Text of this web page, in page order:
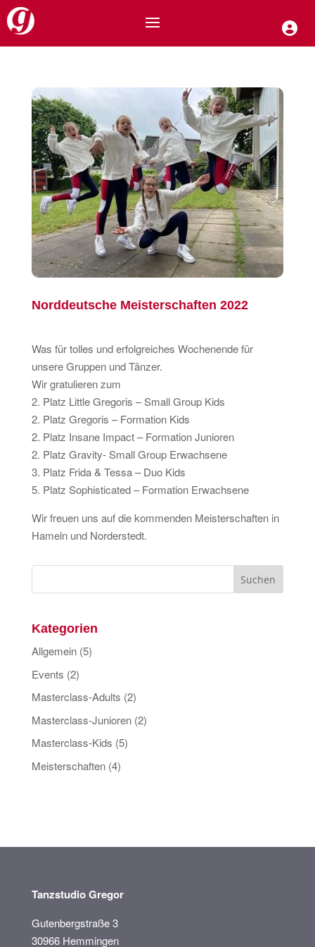
Norddeutsche Meisterschaften 2022
Was für tolles und erfolgreiches Wochenende für
unsere Gruppen und Tänzer.
Wir gratulieren zum
2. Platz Little Gregoris – Small Group Kids
2. Platz Gregoris – Formation Kids
2. Platz Insane Impact – Formation Junioren
2. Platz Gravity- Small Group Erwachsene
3. Platz Frida & Tessa – Duo Kids
5. Platz Sophisticated – Formation Erwachsene
Wir freuen uns auf die kommenden Meisterschaften in
Hameln und Norderstedt.
Kategorien
Allgemein(5)
Events (2)
Masterclass-Adults (2)
Masterclass-Junioren(2)
Masterclass-Kids (5)
Meisterschaften(4)
Tanzstudio Gregor
Gutenbergstraße 3
30966 Hemmingen